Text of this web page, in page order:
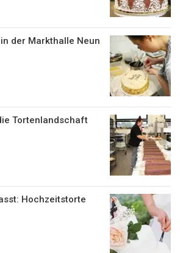
der Markthalle Neun
Tortenlandschaft
Hochzeitstorte